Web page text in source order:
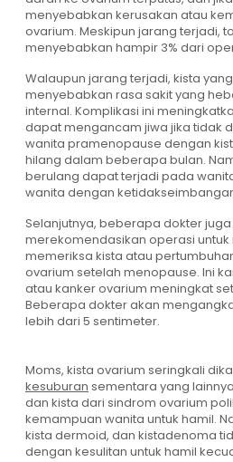
menyebabkan kerusakan atau
ovarium. Meskipun jarang terjadi,
menyebabkan hampir 3% dari
Walaupun jarang terjadi, kista
menyebabkan rasa sakit yang
internal. Komplikasi ini
dapat mengancam jiwa jika tidak
wanita pramenopause dengan
hilang dalam beberapa bulan.
berulang dapat terjadi pada
wanita dengan
Selanjutnya, beberapa dokter
merekomendasikan operasi
memeriksa kista atau
ovarium setelah menopause. Ini
atau kanker ovarium meningkat
Beberapa dokter akan
lebih dari 5 sentimeter.
Moms, kista ovarium seringkali
kesuburan sementara yang
dan kista dari sindrom ovarium
kemampuan wanita untuk hamil.
kista dermoid, dan kistadenoma
dengan kesulitan untuk hamil